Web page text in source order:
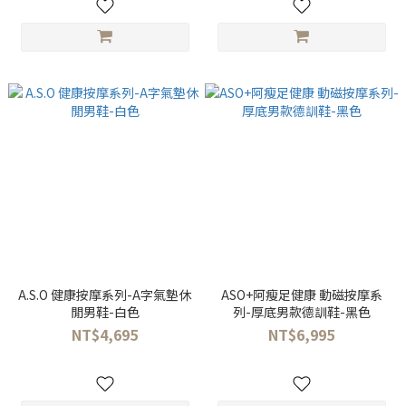
A.S.O 健康按摩系列-A字氣墊休
閒男鞋-白色
NT$4,695
ASO+阿瘦足健康 動磁按摩系
列-厚底男款德訓鞋-黑色
NT$6,995